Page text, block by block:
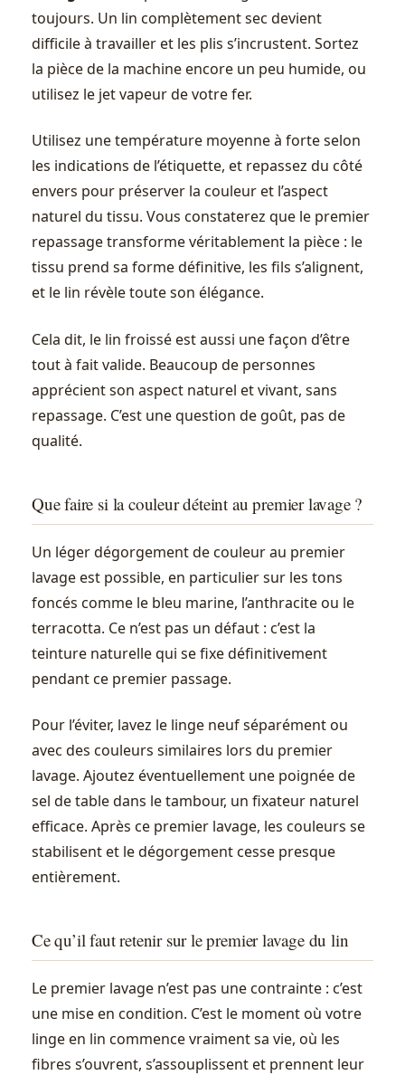
toujours. Un lin complètement sec devient
difficile à travailler et les plis s’incrustent. Sortez
la pièce de la machine encore un peu humide, ou
utilisez le jet vapeur de votre fer.
Utilisez une température moyenne à forte selon
les indications de l’étiquette, et repassez du côté
envers pour préserver la couleur et l’aspect
naturel du tissu. Vous constaterez que le premier
repassage transforme véritablement la pièce : le
tissu prend sa forme définitive, les fils s’alignent,
et le lin révèle toute son élégance.
Cela dit, le lin froissé est aussi une façon d’être
tout à fait valide. Beaucoup de personnes
apprécient son aspect naturel et vivant, sans
repassage. C’est une question de goût, pas de
qualité.
Que faire si la couleur déteint au premier lavage ?
Un léger dégorgement de couleur au premier
lavage est possible, en particulier sur les tons
foncés comme le bleu marine, l’anthracite ou le
terracotta. Ce n’est pas un défaut : c’est la
teinture naturelle qui se fixe définitivement
pendant ce premier passage.
Pour l’éviter, lavez le linge neuf séparément ou
avec des couleurs similaires lors du premier
lavage. Ajoutez éventuellement une poignée de
sel de table dans le tambour, un fixateur naturel
efficace. Après ce premier lavage, les couleurs se
stabilisent et le dégorgement cesse presque
entièrement.
Ce qu’il faut retenir sur le premier lavage du lin
Le premier lavage n’est pas une contrainte : c’est
une mise en condition. C’est le moment où votre
linge en lin commence vraiment sa vie, où les
fibres s’ouvrent, s’assouplissent et prennent leur